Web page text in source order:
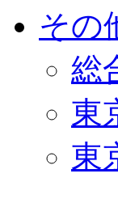
その
総
東
東